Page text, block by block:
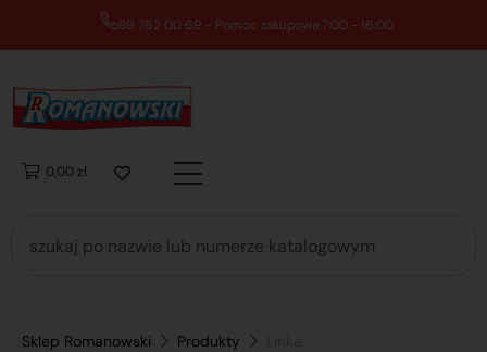
89 762 00 69 - Pomoc zakupowa 7:00 - 16:00
0,00 zł
Sklep Romanowski Produkty